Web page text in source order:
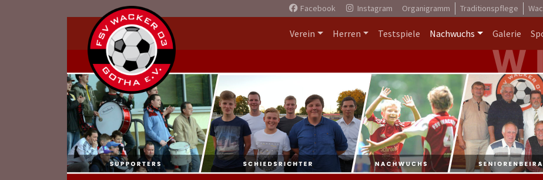
Facebook Instagram Organigramm Traditionspflege
Verein Herren Testspiele Nachwuchs Galerie